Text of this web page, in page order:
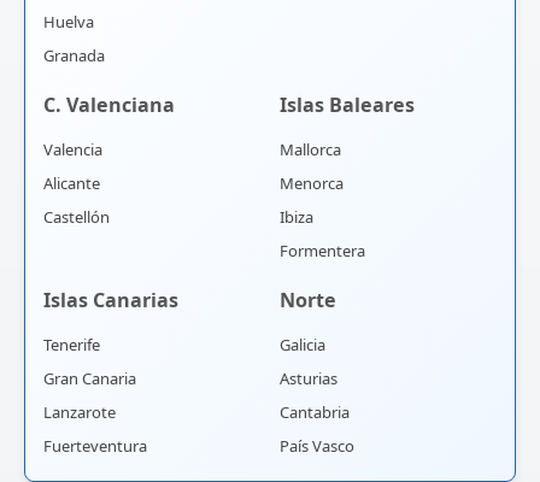
Huelva
Granada
C. Valenciana
Valencia
Alicante
Castellón
Islas Baleares
Mallorca
Menorca
Ibiza
Formentera
Islas Canarias
Tenerife
Gran Canaria
Lanzarote
Fuerteventura
Norte
Galicia
Asturias
Cantabria
País Vasco